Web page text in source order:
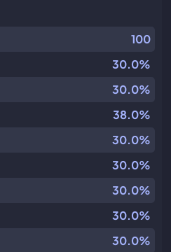
100
30.0%
30.0%
38.0%
30.0%
30.0%
30.0%
30.0%
30.0%